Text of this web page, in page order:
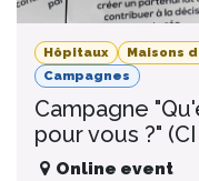
Hôpitaux
Maisons
Campagnes
Campagne
pour vous ?"
Online event